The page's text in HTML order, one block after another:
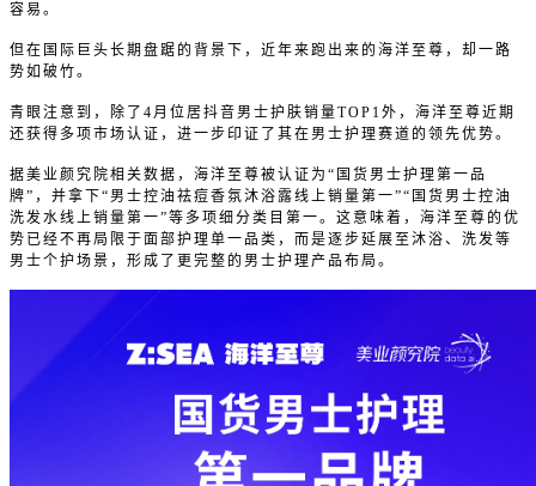
容易。
但在国际巨头长期盘踞的背景下，近年来跑出来的海洋至尊，却一路
势如破竹。
青眼注意到，除了4月位居抖音男士护肤销量TOP1外，海洋至尊近期
还获得多项市场认证，进一步印证了其在男士护理赛道的领先优势。
据美业颜究院相关数据，海洋至尊被认证为“国货男士护理第一品
牌”，并拿下“男士控油祛痘香氛沐浴露线上销量第一”“国货男士控油
洗发水线上销量第一”等多项细分类目第一。这意味着，海洋至尊的优
势已经不再局限于面部护理单一品类，而是逐步延展至沐浴、洗发等
男士个护场景，形成了更完整的男士护理产品布局。